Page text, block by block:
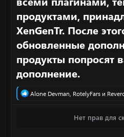
продуктами,
XenGenTr. После
обновленные
продукты попросят
дополнение.​
Р
Alone Devman, RotelyFars и
Нет прав для